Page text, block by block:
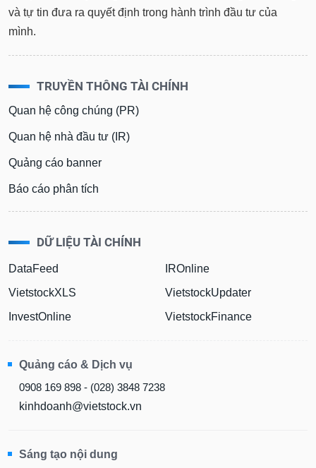
và tự tin đưa ra quyết định trong hành trình đầu tư của
mình.
TRUYỀN THÔNG TÀI CHÍNH
Quan hệ công chúng (PR)
Quan hệ nhà đầu tư (IR)
Quảng cáo banner
Báo cáo phân tích
DỮ LIỆU TÀI CHÍNH
DataFeed
VietstockXLS
InvestOnline
IROnline
VietstockUpdater
VietstockFinance
Quảng cáo & Dịch vụ
0908 169 898 - (028) 3848 7238
kinhdoanh@vietstock.vn
Sáng tạo nội dung